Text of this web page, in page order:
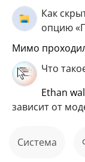
Как
опцию
мимо
Что
ethan
зависит от
Система